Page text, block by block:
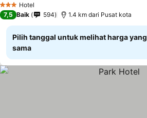
3 BintangHotel
7,5 Baik 594 1.4 km dari Pusat kota
Pilih tanggal untuk melihat harga yang
sama